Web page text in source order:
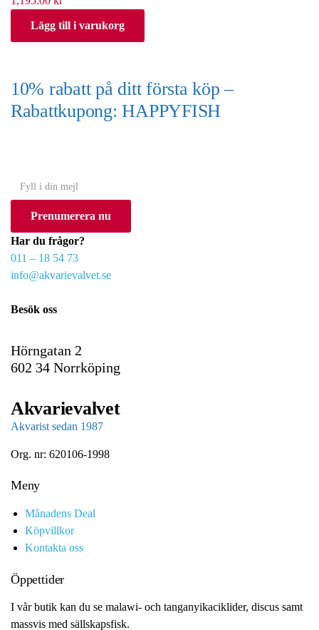
Lägg till i varukorg
10% rabatt på ditt första köp –
Rabattkupong: HAPPYFISH
o
r
Prenumerera nu
Har du frågor?
011 – 18 54 73
info@akvarievalvet.se
Besök oss
Hörngatan 2
602 34 Norrköping
Akvarievalvet
Akvarist sedan 1987
Org. nr: 620106-1998
Meny
Månadens Deal
Köpvillkor
Kontakta oss
Öppettider
I vår butik kan du se malawi- och tanganyikaciklider, discus samt
massvis med sällskapsfisk.